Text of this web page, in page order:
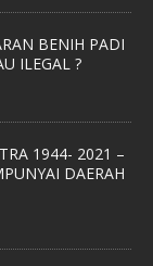
BENIH PADI
ILEGAL ?
1944- 2021 –
DAERAH